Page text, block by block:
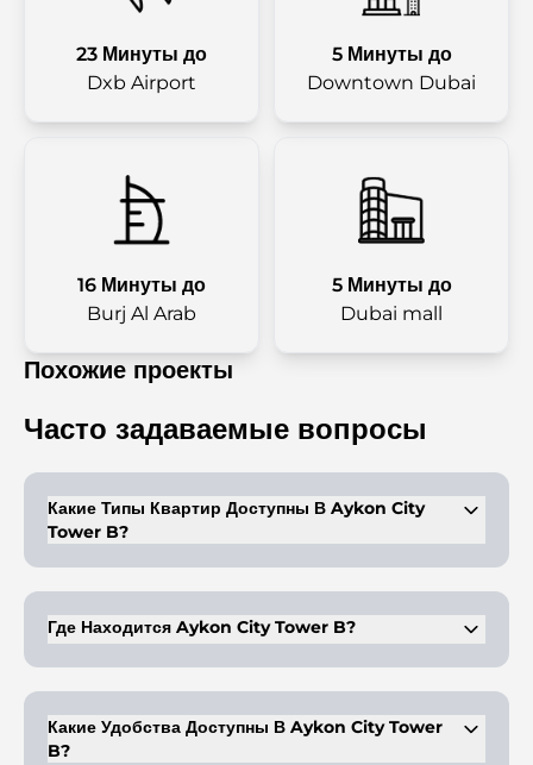
23 Минуты до
Dxb Airport
5 Минуты до
Downtown Dubai
16 Минуты до
Burj Al Arab
5 Минуты до
Dubai mall
Похожие проекты
Часто задаваемые вопросы
Какие Типы Квартир Доступны В Aykon City
Tower B?
также апартаменты с 1, 2 и 3 спальнями.
Где Находится Aykon City Tower B?
обеспечивает отличную транспортную доступность.
Какие Удобства Доступны В Aykon City Tower
B?